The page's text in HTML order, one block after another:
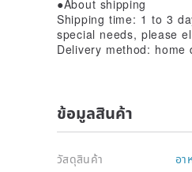
●About shipping
Shipping time: 1 to 3
special needs, please
Delivery method: home
ข้อมูลสินค้า
วัสดุสินค้า
อา